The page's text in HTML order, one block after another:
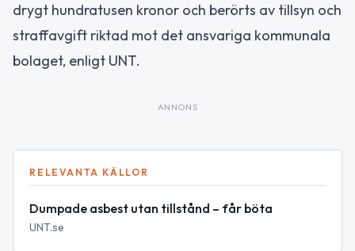
drygt hundratusen kronor och berörts av tillsyn och
straffavgift riktad mot det ansvariga kommunala
bolaget, enligt UNT.
ANNONS
RELEVANTA KÄLLOR
Dumpade asbest utan tillstånd – får böta
UNT.se